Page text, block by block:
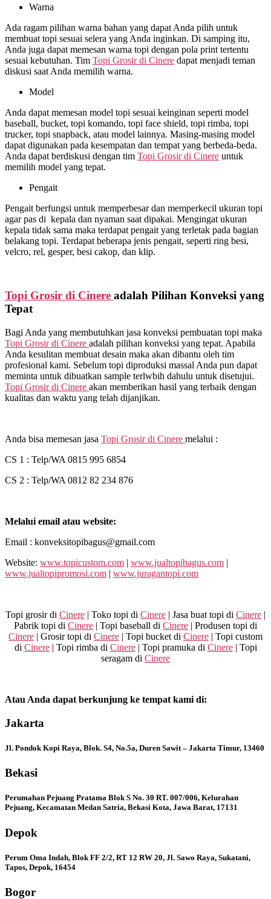
Warna
Ada ragam pilihan warna bahan yang dapat Anda pilih untuk
membuat topi sesuai selera yang Anda inginkan. Di samping itu,
Anda juga dapat memesan warna topi dengan pola print tertentu
sesuai kebutuhan. Tim Topi Grosir di Cinere dapat menjadi teman
diskusi saat Anda memilih warna.
Model
Anda dapat memesan model topi sesuai keinginan seperti model
baseball, bucket, topi komando, topi face shield, topi rimba, topi
trucker, topi snapback, atau model lainnya. Masing-masing model
dapat digunakan pada kesempatan dan tempat yang berbeda-beda.
Anda dapat berdiskusi dengan tim Topi Grosir di Cinere untuk
memilih model yang tepat.
Pengait
Pengait berfungsi untuk memperbesar dan memperkecil ukuran topi
agar pas di kepala dan nyaman saat dipakai. Mengingat ukuran
kepala tidak sama maka terdapat pengait yang terletak pada bagian
belakang topi. Terdapat beberapa jenis pengait, seperti ring besi,
velcro, rel, gesper, besi cakop, dan klip.
Topi Grosir di Cinere adalah Pilihan Konveksi yang
Tepat
Bagi Anda yang membutuhkan jasa konveksi pembuatan topi maka
Topi Grosir di Cinere adalah pilihan konveksi yang tepat. Apabila
Anda kesulitan membuat desain maka akan dibantu oleh tim
profesional kami. Sebelum topi diproduksi massal Anda pun dapat
meminta untuk dibuatkan sample terlwbih dahulu untuk disetujui.
Topi Grosir di Cinere akan memberikan hasil yang terbaik dengan
kualitas dan waktu yang telah dijanjikan.
Anda bisa memesan jasa Topi Grosir di Cinere melalui :
CS 1 : Telp/WA 0815 995 6854
CS 2 : Telp/WA 0812 82 234 876
Melalui email atau website:
Email : konveksitopibagus@gmail.com
Website: www.topicustom.com | www.jualtopibagus.com |
www.jualtopipromosi.com | www.juragantopi.com
Topi grosir di Cinere | Toko topi di Cinere | Jasa buat topi di Cinere |
Pabrik topi di Cinere | Topi baseball di Cinere | Produsen topi di
Cinere | Grosir topi di Cinere | Topi bucket di Cinere | Topi custom
di Cinere| Topi rimba di Cinere| Topi pramuka di Cinere| Topi
seragam di Cinere
Atau Anda dapat berkunjung ke tempat kami di:
Jakarta
Jl. Pondok Kopi Raya, Blok. S4, No.5a, Duren Sawit – Jakarta Timur, 13460
Bekasi
Perumahan Pejuang Pratama Blok S No. 30 RT. 007/006, Kelurahan
Pejuang, Kecamatan Medan Satria, Bekasi Kota, Jawa Barat, 17131
Depok
Perum Oma Indah, Blok FF 2/2, RT 12 RW 20, Jl. Sawo Raya, Sukatani,
Tapos, Depok, 16454
Bogor